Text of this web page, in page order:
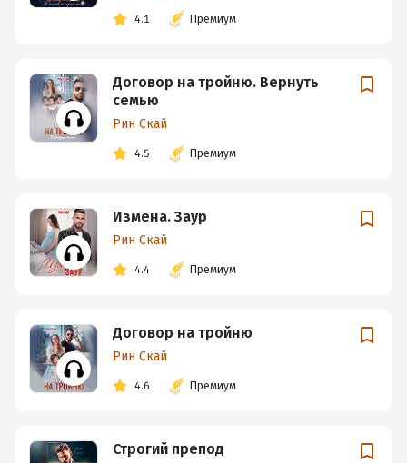
4.1 Премиум
Договор на тройню. Вернуть
семью
Рин Скай
4.5 Премиум
Измена. Заур
Рин Скай
4.4 Премиум
Договор на тройню
Рин Скай
4.6 Премиум
Строгий препод